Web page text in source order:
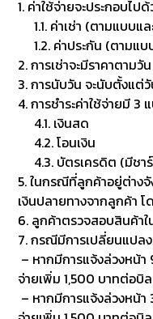
1. ค่าใช้จ่ายจะประกอบไ
1.1. ค่าเช่า (ตามแบบแล
1.2. ค่าประกัน (ตามแบ
2. การเช่าจะมีราคาตาม
3. การนับวัน จะนับตั้งแต่
4. การชำระค่าใช้จ่ายมี 3
4.1. เงินสด
4.2. โอนเงิน
4.3. บัตรเครดิต (มีชา
5. ในกรณีที่ลูกค้าอยู่ต่างจั
เงินปลายทางจากลูกค้า
6. ลูกค้าตรวจสอบสินค้า
7. กรณีมีการเปลี่ยนแปล
– หากมีการแจ้งล่วงหน้
จ่ายเพิ่ม 1,500 บาทต่อบิ
– หากมีการแจ้งล่วงหน้า